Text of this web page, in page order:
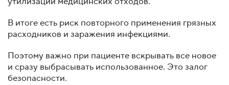
В итоге есть риск повторного применения грязных
расходников и заражения инфекциями.
Поэтому важно при пациенте вскрывать все новое
и сразу выбрасывать использованное. Это залог
безопасности.